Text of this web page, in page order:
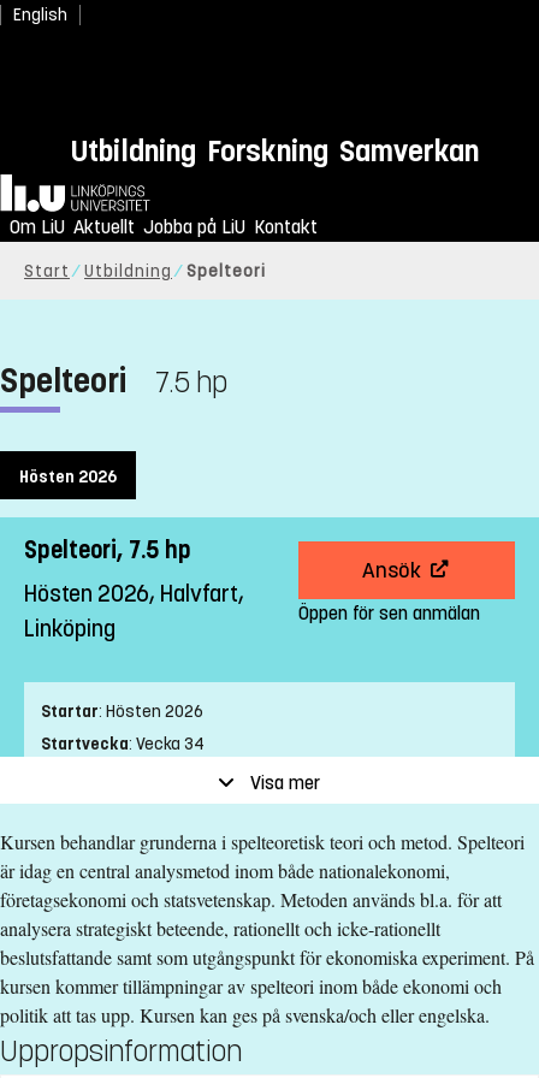
English
Utbildning Forskning Samverkan
Hem
Om LiU Aktuellt Jobba på LiU Kontakt
Start Utbildning Spelteori
Spelteori 7.5 hp
Hösten 2026
Spelteori, 7.5 hp
Hösten 2026, Halvfart,
Linköping
Ansök
Öppen för sen anmälan
Startar: Hösten 2026
Startvecka: Vecka 34
Ort:Linköping
Studietakt:Halvfart
Nivå:Avancerad nivå
Studieform :Campusförlagd
Undervisningstid:Dagtid
Undervisningsspråk:Svenska
Anmälningskod
:LIU-42209
Antal platser
Visa mer
Kursen behandlar grunderna i spelteoretisk teori och metod. Spelteori
är idag en central analysmetod inom både nationalekonomi,
företagsekonomi och statsvetenskap. Metoden används bl.a. för att
analysera strategiskt beteende, rationellt och icke-rationellt
beslutsfattande samt som utgångspunkt för ekonomiska experiment. På
kursen kommer tillämpningar av spelteori inom både ekonomi och
politik att tas upp. Kursen kan ges på svenska/och eller engelska.
Uppropsinformation